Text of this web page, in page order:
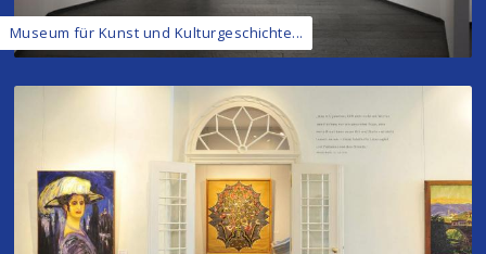
Museum für Kunst und Kulturgeschichte...